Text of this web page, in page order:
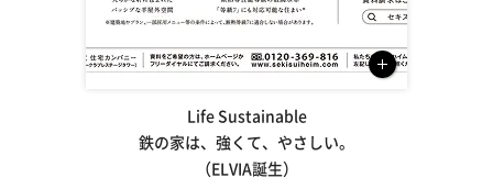
Life Sustainable
鉄の家は、強くて、やさしい。
（ELVIA誕生）